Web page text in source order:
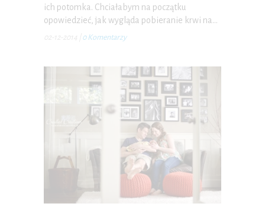
ich potomka. Chciałabym na początku
opowiedzieć, jak wygląda pobieranie krwi na…
02-12-2014 0 Komentarzy